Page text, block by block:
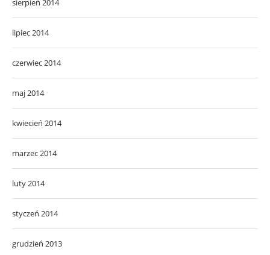
sierpień 2014
lipiec 2014
czerwiec 2014
maj 2014
kwiecień 2014
marzec 2014
luty 2014
styczeń 2014
grudzień 2013